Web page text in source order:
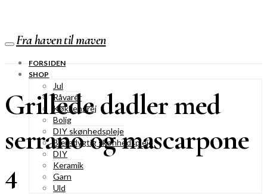
Fra haven til maven
FORSIDEN
SHOP
Jul
Råvarer
Køkkengrej
Bolig
DIY skønhedspleje
Bæredygtig skønhedspleje
DIY
Keramik
Garn
Uld
Grillede dadler med
serrano og mascarpone
4